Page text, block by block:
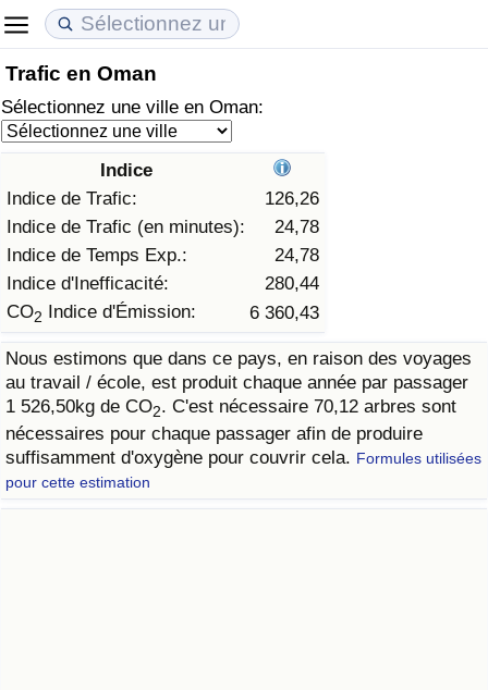
Trafic en Oman
Sélectionnez une ville en Oman:
Indice
Indice de Trafic:
126,26
Indice de Trafic (en minutes):
24,78
Indice de Temps Exp.:
24,78
Indice d'Inefficacité:
280,44
CO2 Indice d'Émission: 6 360,43
Nous estimons que dans ce pays, en raison des voyages
au travail / école, est produit chaque année par passager
1 526,50kg de CO2. C'est nécessaire 70,12 arbres sont
nécessaires pour chaque passager afin de produire
suffisamment d'oxygène pour couvrir cela. Formules utilisées
pour cette estimation
Coût de la vie
Indice du Coût de la Vie (Actuel)
Indice du Coût de la Vie
Indice du coût de la vie par pays
à Akaba
Prix de l'immobilier
Indice des Prix de l'immobilier (Actuel)
Indice des Prix de l'immobilier
Indice des Prix de l'immobilier par Pays
Qualité de Vie
Indice de Qualité de Vie
Indice de Qualité de Vie (Actuel)
Indice de qualité de vie par pays
Criminalité
Indice de Criminalité (Actuel)
Indice de Criminalité
Indice de criminalité par pays